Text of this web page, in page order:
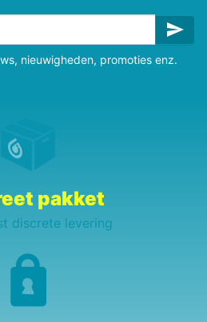
send
nieuwigheden, promoties enz.
pakket
discrete levering